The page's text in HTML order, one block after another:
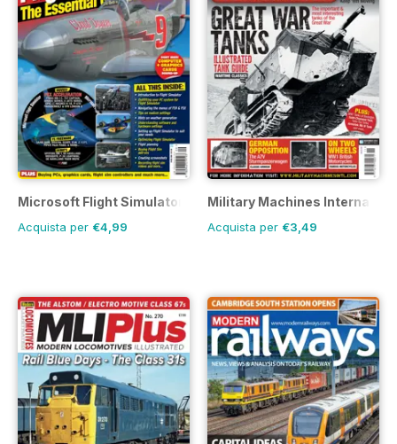
Microsoft Flight Simulator 1
Acquista per €4,99
Military Machines
Acquista per €3,49